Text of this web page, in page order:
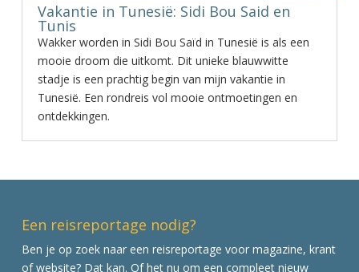
Vakantie in Tunesië: Sidi Bou Said en
Tunis
Wakker worden in Sidi Bou Saïd in Tunesië is als een
mooie droom die uitkomt. Dit unieke blauwwitte
stadje is een prachtig begin van mijn vakantie in
Tunesië. Een rondreis vol mooie ontmoetingen en
ontdekkingen.
Een reisreportage nodig?
Ben je op zoek naar een reisreportage voor magazine, krant
of website? Dat kan. Of het nu om een compleet nieuw